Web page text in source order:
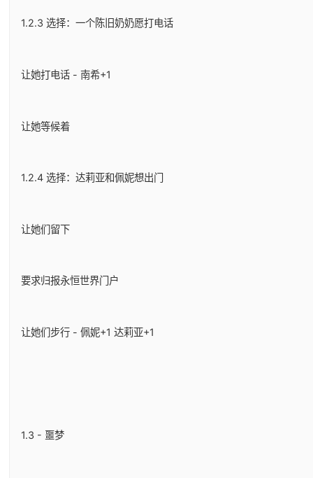
1.2.3 选择：一个陈旧奶奶愿打电话
让她打电话 - 南希+1
让她等候着
1.2.4 选择：达莉亚和佩妮想出门
让她们留下
要求归报永恒世界门户
让她们步行 - 佩妮+1 达莉亚+1
1.3 - 噩梦